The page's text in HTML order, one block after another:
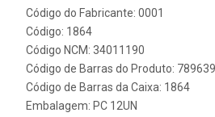
Código do Fabricante: 0001
Código: 1864
Código NCM: 34011190
Código de Barras do Produto:
Código de Barras da Caixa: 1864
Embalagem: PC 12UN